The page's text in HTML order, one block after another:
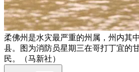
柔佛州是水灾最严重的州属，州内其
县。图为消防员星期三在哥打丁宜的
民。（马新社）